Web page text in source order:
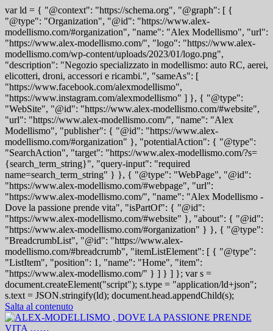
var ld = { "@context": "https://schema.org", "@graph": [ {
"@type": "Organization", "@id": "https://www.alex-
modellismo.com/#organization", "name": "Alex Modellismo", "url":
"https://www.alex-modellismo.com/", "logo": "https://www.alex-
modellismo.com/wp-content/uploads/2023/01/logo.png",
"description": "Negozio specializzato in modellismo: auto RC, aerei,
elicotteri, droni, accessori e ricambi.", "sameAs": [
"https://www.facebook.com/alexmodellismo",
"https://www.instagram.com/alexmodellismo" ] }, { "@type":
"WebSite", "@id": "https://www.alex-modellismo.com/#website",
"url": "https://www.alex-modellismo.com/", "name": "Alex
Modellismo", "publisher": { "@id": "https://www.alex-
modellismo.com/#organization" }, "potentialAction": { "@type":
"SearchAction", "target": "https://www.alex-modellismo.com/?s=
{search_term_string}", "query-input": "required
name=search_term_string" } }, { "@type": "WebPage", "@id":
"https://www.alex-modellismo.com/#webpage", "url":
"https://www.alex-modellismo.com/", "name": "Alex Modellismo -
Dove la passione prende vita", "isPartOf": { "@id":
"https://www.alex-modellismo.com/#website" }, "about": { "@id":
"https://www.alex-modellismo.com/#organization" } }, { "@type":
"BreadcrumbList", "@id": "https://www.alex-
modellismo.com/#breadcrumb", "itemListElement": [ { "@type":
"ListItem", "position": 1, "name": "Home", "item":
"https://www.alex-modellismo.com/" } ] } ] }; var s =
document.createElement("script"); s.type = "application/ld+json";
s.text = JSON.stringify(ld); document.head.appendChild(s);
Salta al contenuto